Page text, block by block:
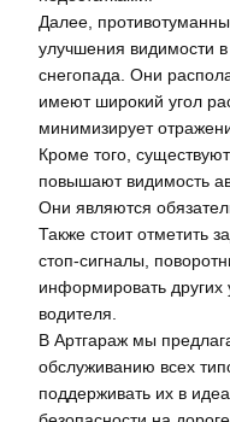
Далее,
улучшения видимости
снегопада. Они
имеют широкий угол
минимизирует
Кроме того,
повышают видимость
Они являются
Также стоит отметить
стоп-сигналы,
информировать других
водителя.
В Артгараж мы
обслуживанию всех
поддерживать их в